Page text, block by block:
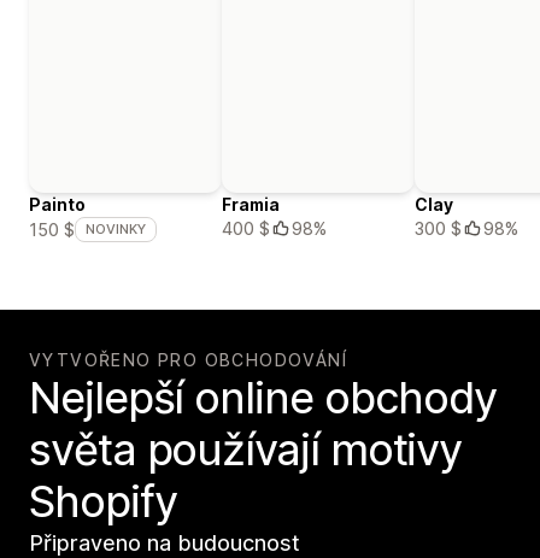
Painto
150 $
NOVINKY
Framia
400 $
98%
Clay
300 $
98%
VYTVOŘENO PRO OBCHODOVÁNÍ
Nejlepší online obchody
světa používají motivy
Shopify
Připraveno na budoucnost